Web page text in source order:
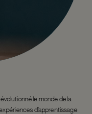
le monde de la
d’apprentissage